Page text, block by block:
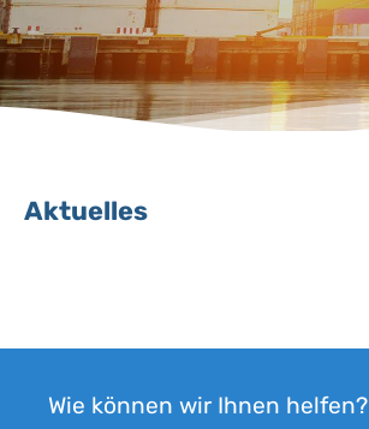
Aktuelles
Wie können wir Ihnen helfen?